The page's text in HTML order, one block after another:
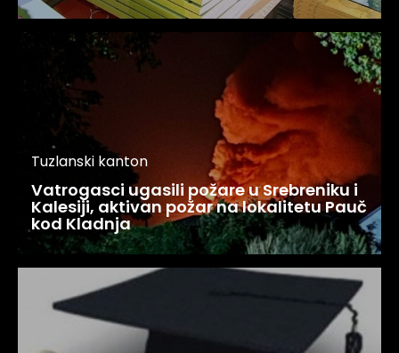
Tuzlanski kanton
Vatrogasci ugasili požare u Srebreniku i
Kalesiji, aktivan požar na lokalitetu Pauč
kod Kladnja